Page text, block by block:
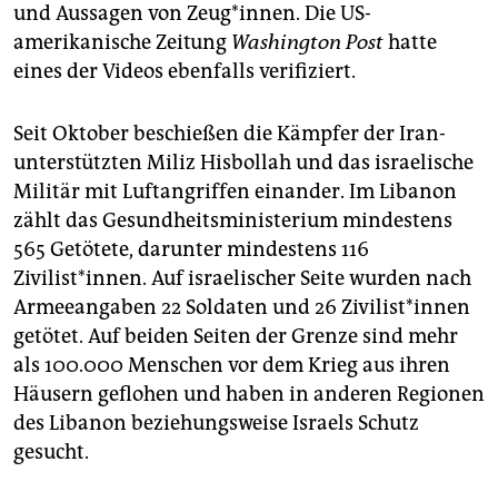
und Aussagen von Zeug*innen. Die US-
amerikanische Zeitung Washington Posthatte
eines der Videos ebenfalls verifiziert.
Seit Oktober beschießen die Kämpfer der Iran-
unterstützten Miliz Hisbollah und das israelische
Militär mit Luftangriffen einander. Im Libanon
zählt das Gesundheitsministerium mindestens
565 Getötete, darunter mindestens 116
Zivilist*innen. Auf israelischer Seite wurden nach
Armeeangaben 22 Soldaten und 26 Zi­vi­lis­t*in­nen
getötet. Auf beiden Seiten der Grenze sind mehr
als 100.000 Menschen vor dem Krieg aus ihren
Häusern geflohen und haben in anderen Regionen
des Libanon beziehungsweise Israels Schutz
gesucht.